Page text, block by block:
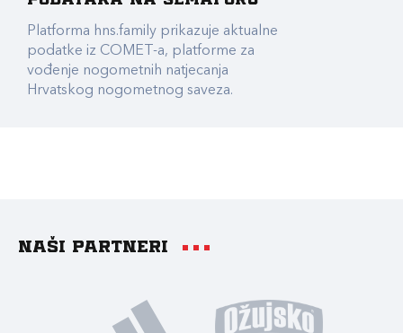
Platforma hns.family prikazuje aktualne
podatke iz COMET-a, platforme za
vođenje nogometnih natjecanja
Hrvatskog nogometnog saveza.
Naši partneri